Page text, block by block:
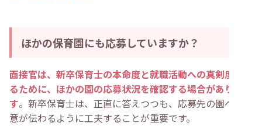
ほかの保育園にも応募していますか？
面接官は、新卒保育士の本命度と就職活動への真剣度を探
るために、ほかの園の応募状況を確認する場合がありま
す。新卒保育士は、正直に答えつつも、応募先の園への熱
意が伝わるように工夫することが重要です。